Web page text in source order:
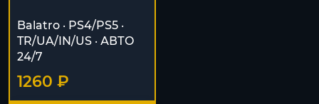
Balatro · PS4/PS5 ·
TR/UA/IN/US · АВТО
24/7
1260 ₽